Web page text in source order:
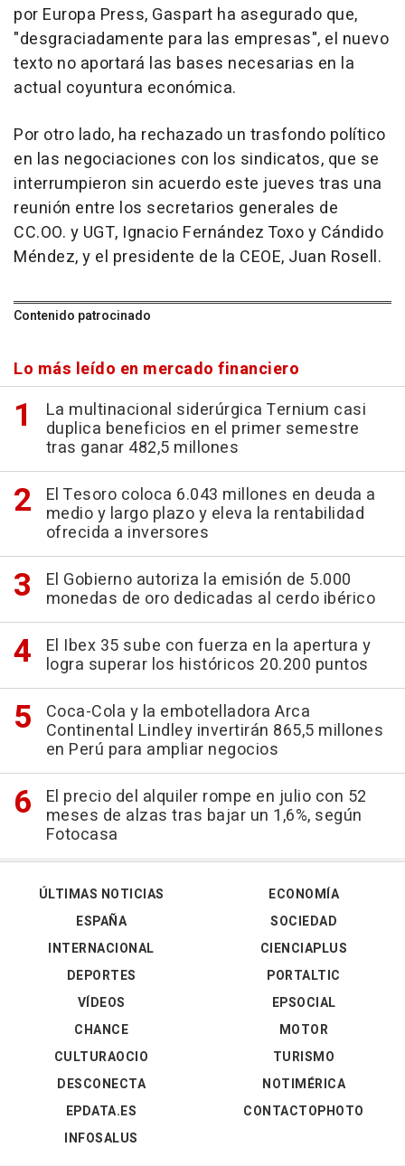
por Europa Press, Gaspart ha asegurado que,
"desgraciadamente para las empresas", el nuevo
texto no aportará las bases necesarias en la
actual coyuntura económica.
Por otro lado, ha rechazado un trasfondo político
en las negociaciones con los sindicatos, que se
interrumpieron sin acuerdo este jueves tras una
reunión entre los secretarios generales de
CC.OO. y UGT, Ignacio Fernández Toxo y Cándido
Méndez, y el presidente de la CEOE, Juan Rosell.
Contenido patrocinado
Lo más leído en mercado financiero
La multinacional siderúrgica Ternium casi
duplica beneficios en el primer semestre
tras ganar 482,5 millones
El Tesoro coloca 6.043 millones en deuda a
medio y largo plazo y eleva la rentabilidad
ofrecida a inversores
El Gobierno autoriza la emisión de 5.000
monedas de oro dedicadas al cerdo ibérico
El Ibex 35 sube con fuerza en la apertura y
logra superar los históricos 20.200 puntos
Coca-Cola y la embotelladora Arca
Continental Lindley invertirán 865,5 millones
en Perú para ampliar negocios
El precio del alquiler rompe en julio con 52
meses de alzas tras bajar un 1,6%, según
Fotocasa
ÚLTIMAS NOTICIAS
ESPAÑA
INTERNACIONAL
DEPORTES
VÍDEOS
ECONOMÍA
SOCIEDAD
CIENCIAPLUS
PORTALTIC
EPSOCIAL
CHANCE
CULTURAOCIO
DESCONECTA
EPDATA.ES
INFOSALUS
MOTOR
TURISMO
NOTIMÉRICA
CONTACTOPHOTO